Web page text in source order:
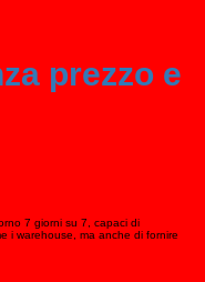
prezzo e
7 giorni su 7, capaci di
i warehouse, ma anche di fornire